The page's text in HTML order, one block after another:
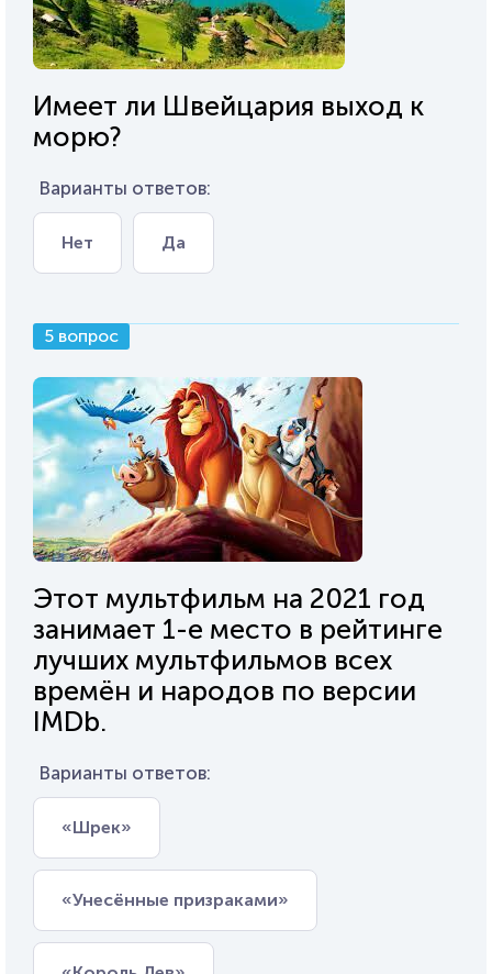
Имеет ли Швейцария выход к
морю?
Варианты ответов:
Нет Да
5 вопрос
Этот мультфильм на 2021 год
занимает 1-е место в рейтинге
лучших мультфильмов всех
времён и народов по версии
IMDb.
Варианты ответов:
«Шрек»
«Унесённые призраками»